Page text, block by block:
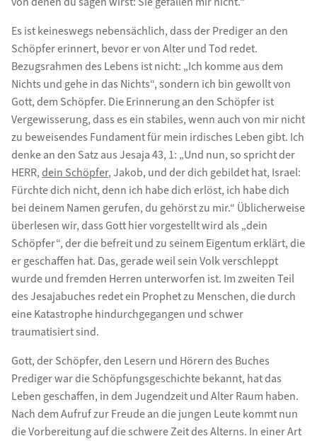
Es ist keineswegs nebensächlich, dass der Prediger an den
Schöpfer erinnert, bevor er von Alter und Tod redet.
Bezugsrahmen des Lebens ist nicht: „Ich komme aus dem
Nichts und gehe in das Nichts“, sondern ich bin gewollt von
Gott, dem Schöpfer. Die Erinnerung an den Schöpfer ist
Vergewisserung, dass es ein stabiles, wenn auch von mir nicht
zu beweisendes Fundament für mein irdisches Leben gibt. Ich
denke an den Satz aus Jesaja 43, 1: „Und nun, so spricht der
HERR,dein Schöpfer, Jakob, und der dich gebildet hat, Israel:
Fürchte dich nicht, denn ich habe dich erlöst, ich habe dich
bei deinem Namen gerufen, du gehörst zu mir.“ Üblicherweise
überlesen wir, dass Gott hier vorgestellt wird als „dein
Schöpfer“, der die befreit und zu seinem Eigentum erklärt, die
er geschaffen hat. Das, gerade weil sein Volk verschleppt
wurde und fremden Herren unterworfen ist. Im zweiten Teil
des Jesajabuches redet ein Prophet zu Menschen, die durch
eine Katastrophe hindurchgegangen und schwer
traumatisiert sind.
Gott, der Schöpfer, den Lesern und Hörern des Buches
Prediger war die Schöpfungsgeschichte bekannt, hat das
Leben geschaffen, in dem Jugendzeit und Alter Raum haben.
Nach dem Aufruf zur Freude an die jungen Leute kommt nun
die Vorbereitung auf die schwere Zeit des Alterns. In einer Art